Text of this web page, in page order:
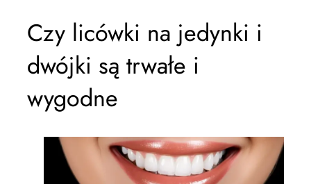
Czy licówki na jedynki i
dwójki są trwałe i
wygodne